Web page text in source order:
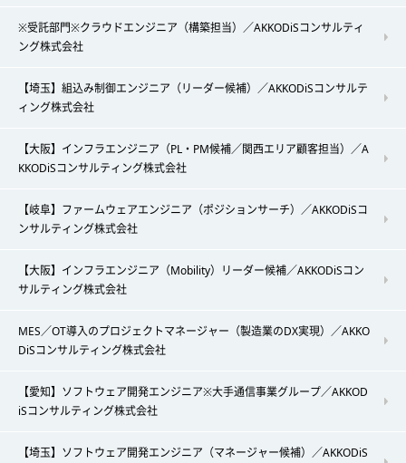
※受託部門※クラウドエンジニア（構築担当）／AKKODiSコンサルティ
ング株式会社
【埼玉】組込み制御エンジニア（リーダー候補）／AKKODiSコンサルテ
ィング株式会社
【大阪】インフラエンジニア（PL・PM候補／関西エリア顧客担当）／A
KKODiSコンサルティング株式会社
【岐阜】ファームウェアエンジニア（ポジションサーチ）／AKKODiSコ
ンサルティング株式会社
【大阪】インフラエンジニア（Mobility）リーダー候補／AKKODiSコン
サルティング株式会社
MES／OT導入のプロジェクトマネージャー（製造業のDX実現）／AKKO
DiSコンサルティング株式会社
【愛知】ソフトウェア開発エンジニア※大手通信事業グループ／AKKOD
iSコンサルティング株式会社
【埼玉】ソフトウェア開発エンジニア（マネージャー候補）／AKKODiS